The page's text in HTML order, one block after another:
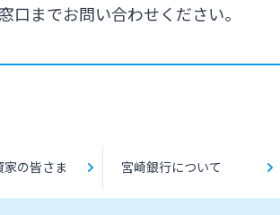
までお問い合わせください。
の皆さま 宮崎銀行について